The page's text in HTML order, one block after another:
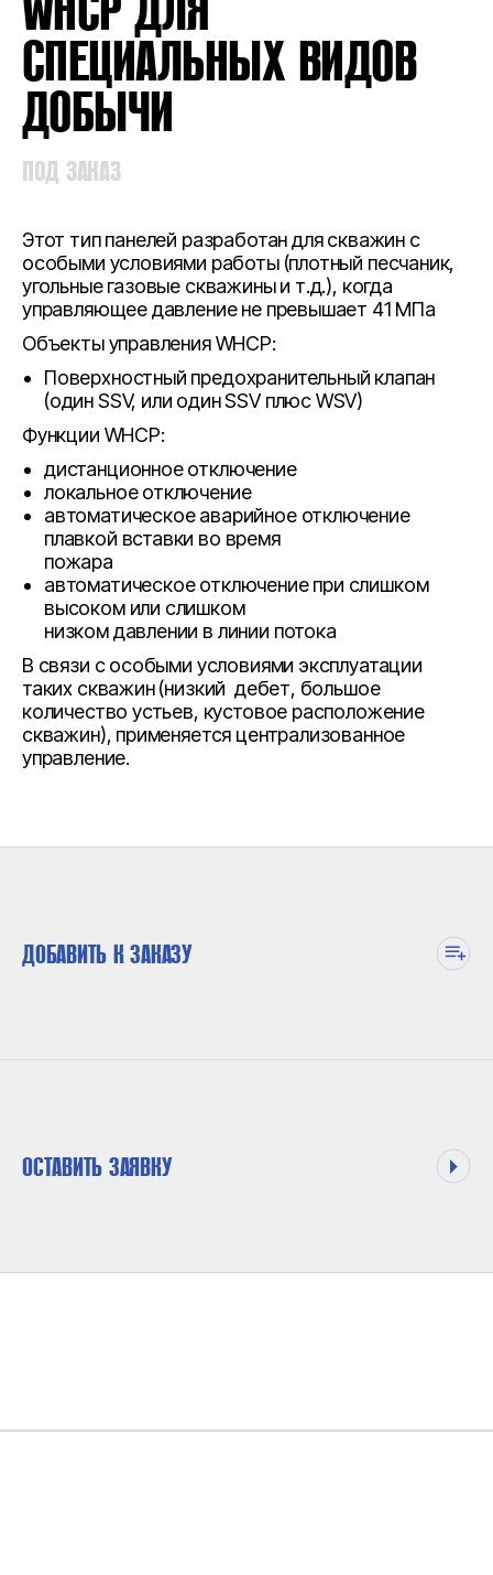
СПЕЦИАЛЬНЫХ ВИДОВ
ДОБЫЧИ
ПОД ЗАКАЗ
Этот тип панелей разработан для скважин с
особыми условиями работы (плотный песчаник,
угольные газовые скважины и т.д.), когда
управляющее давление не превышает 41 МПа
Объекты управления WHCP:
Поверхностный предохранительный клапан
(один SSV, или один SSV плюс WSV)
Функции WHCP:
дистанционное отключение
локальное отключение
автоматическое аварийное отключение
плавкой вставки во время
пожара
автоматическое отключение при слишком
высоком или слишком
низком давлении в линии потока
В связи с особыми условиями эксплуатации
таких скважин (низкий дебет, большое
количество устьев, кустовое расположение
скважин), применяется централизованное
управление.
ДОБАВИТЬ К ЗАКАЗУ
ОСТАВИТЬ ЗАЯВКУ